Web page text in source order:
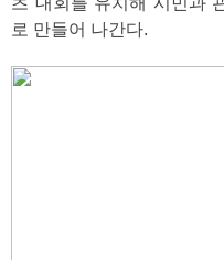
로 만들어 나간다.